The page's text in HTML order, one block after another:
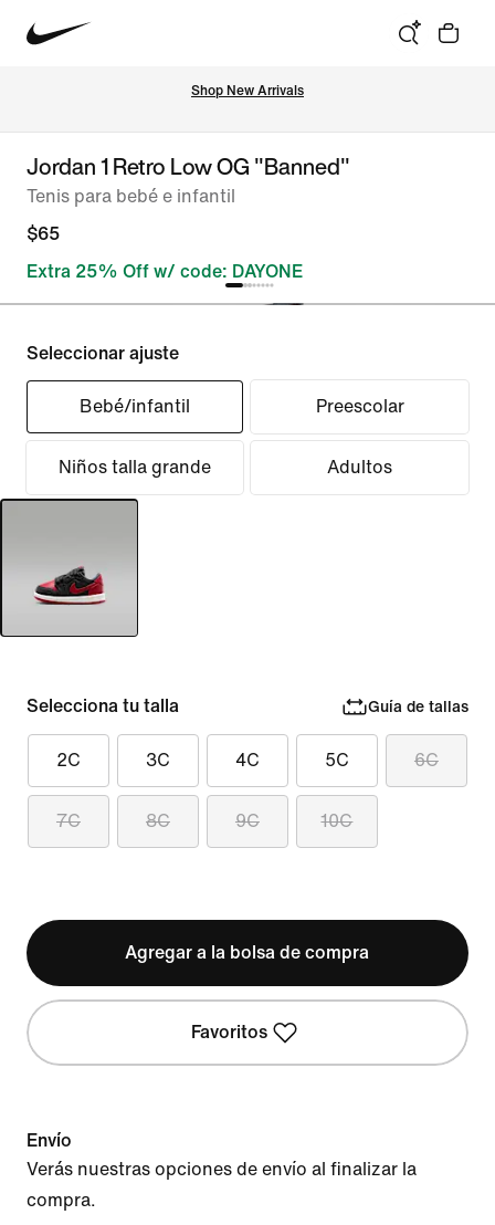
Shop New Arrivals
Jordan 1 Retro Low OG "Banned"
Tenis para bebé e infantil
$65
Extra 25% Off w/ code: DAYONE
Seleccionar ajuste
Bebé/infantil Preescolar
Niños talla grande Adultos
Selecciona tu talla Guía de tallas
2C 3C 4C 5C 6C
7C 8C 9C 10C
Agregar a la bolsa de compra
Favoritos
Envío
Verás nuestras opciones de envío al finalizar la
compra.